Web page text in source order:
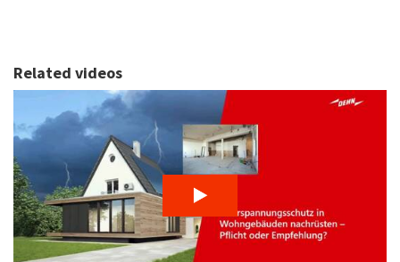
Related videos